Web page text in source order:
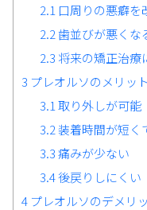
2.1 口周りの悪癖を
2.2歯並びが悪くな
2.3 将来の矯正治療
3 プレオルソのメリット
3.1 取り外しが可能
3.2装着時間が短く
3.3痛みが少ない
3.4後戻りしにくい
4 プレオルソのデメリ